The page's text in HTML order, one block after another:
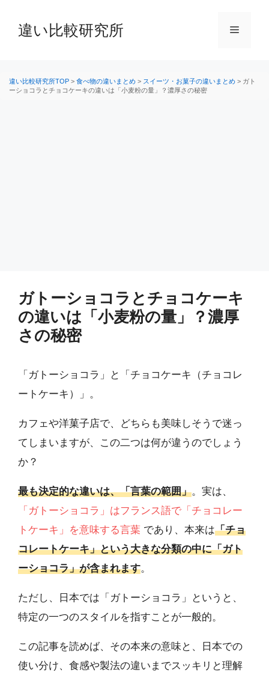
へ
違い比較研究所 メ
違い比較研究所TOP > 食べ物の違いまとめ > スイーツ・お菓子の違いまとめ > ガト
ーショコラとチョコケーキの違いは「小麦粉の量」？濃厚さの秘密
ガトーショコラとチョコケーキ
の違いは「小麦粉の量」？濃厚
さの秘密
「ガトーショコラ」と「チョコケーキ（チョコレ
ートケーキ）」。
カフェや洋菓子店で、どちらも美味しそうで迷っ
てしまいますが、この二つは何が違うのでしょう
か？
最も決定的な違いは、「言葉の範囲」。実は、
「ガトーショコラ」はフランス語で「チョコレー
トケーキ」を意味する言葉 であり、本来は「チョ
コレートケーキ」という大きな分類の中に「ガト
ーショコラ」が含まれます。
ただし、日本では「ガトーショコラ」というと、
特定の一つのスタイルを指すことが一般的。
この記事を読めば、その本来の意味と、日本での
使い分け、食感や製法の違いまでスッキリと理解